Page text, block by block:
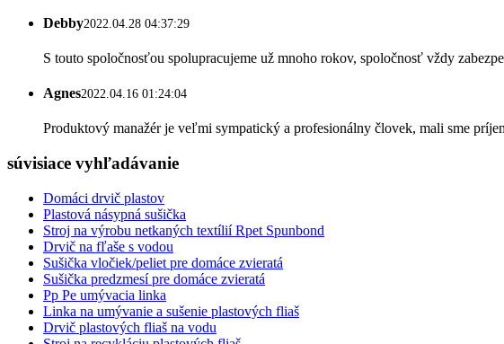
Debby2022.04.28 04:37:29
S touto spoločnosťou spolupracujeme už mnoho rokov, spoločnosť vždy
Agnes2022.04.16 01:24:04
Produktový manažér je veľmi sympatický a profesionálny človek, mali sme
súvisiace vyhľadávanie
Domáci drvič plastov
Plastová násypná sušička
Stroj na výrobu netkaných textílií Rpet Spunbond
Drvič na fľaše s vodou
Sušička vločiek/peliet pre domáce zvieratá
Sušička predzmesí pre domáce zvieratá
Pp Pe umývacia linka
Linka na umývanie a sušenie plastových fliaš
Drvič plastových fliaš na vodu